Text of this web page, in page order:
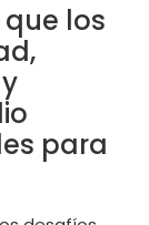
los
para